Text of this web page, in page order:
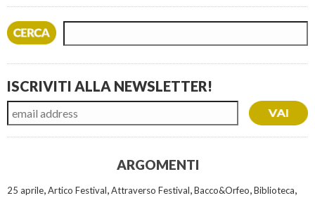
ISCRIVITI ALLA NEWSLETTER!
ARGOMENTI
25 aprile Artico Festival Attraverso Festival Bacco&Orfeo Biblioteca